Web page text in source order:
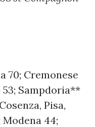
70; Cremonese
53; Sampdoria**
Pisa,
Modena 44;